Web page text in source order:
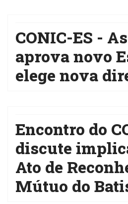
CONIC-ES -
aprova novo
elege nova
Encontro do
discute
Ato de
Mútuo do